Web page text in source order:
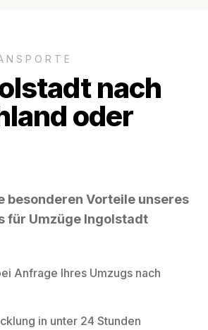
nach
oder
besonderen Vorteile unseres
für Umzüge Ingolstadt
Anfrage Ihres Umzugs nach
in unter 24 Stunden